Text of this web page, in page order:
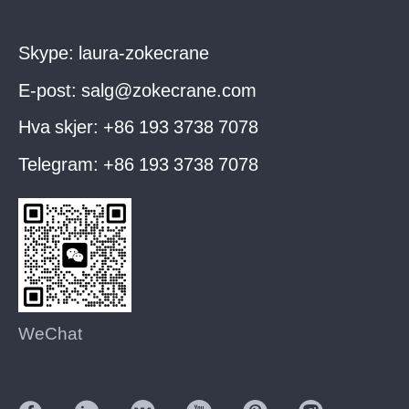
Skype: laura-zokecrane
E-post: salg@zokecrane.com
Hva skjer: +86 193 3738 7078
Telegram: +86 193 3738 7078
WeChat